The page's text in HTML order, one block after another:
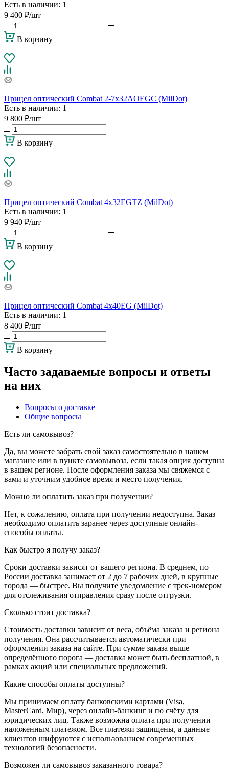
Есть в наличии: 1
9 400 ₽/шт
В корзину
Прицел оптический Combat 2-7x32AOEGC (MilDot)
Есть в наличии: 1
9 800 ₽/шт
В корзину
Прицел оптический Combat 4x32EGTZ (MilDot)
Есть в наличии: 1
9 940 ₽/шт
В корзину
Прицел оптический Combat 4x40EG (MilDot)
Есть в наличии: 1
8 400 ₽/шт
В корзину
Часто задаваемые вопросы и ответы
на них
Вопросы о доставке
Общие вопросы
Есть ли самовывоз?
Да, вы можете забрать свой заказ самостоятельно в нашем
магазине или в пункте самовывоза, если такая опция доступна
в вашем регионе. После оформления заказа мы свяжемся с
вами и уточним удобное время и место получения.
Можно ли оплатить заказ при получении?
Нет, к сожалению, оплата при получении недоступна. Заказ
необходимо оплатить заранее через доступные онлайн-
способы оплаты.
Как быстро я получу заказ?
Сроки доставки зависят от вашего региона. В среднем, по
России доставка занимает от 2 до 7 рабочих дней, в крупные
города — быстрее. Вы получите уведомление с трек-номером
для отслеживания отправления сразу после отгрузки.
Сколько стоит доставка?
Стоимость доставки зависит от веса, объёма заказа и региона
получения. Она рассчитывается автоматически при
оформлении заказа на сайте. При сумме заказа выше
определённого порога — доставка может быть бесплатной, в
рамках акций или специальных предложений.
Какие способы оплаты доступны?
Мы принимаем оплату банковскими картами (Visa,
MasterCard, Мир), через онлайн-банкинг и по счёту для
юридических лиц. Также возможна оплата при получении
наложенным платежом. Все платежи защищены, а данные
клиентов шифруются с использованием современных
технологий безопасности.
Возможен ли самовывоз заказанного товара?